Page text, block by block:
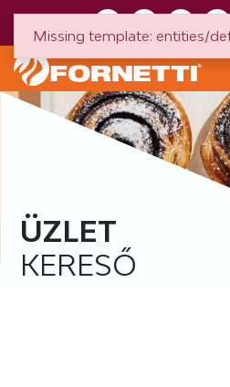
ÜZLET
KERESŐ
Missing template: entities/